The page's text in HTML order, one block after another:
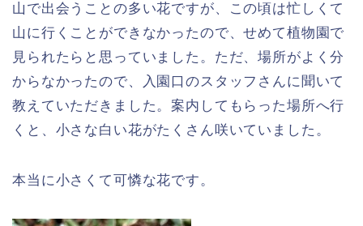
山で出会うことの多い花ですが、この頃は忙しくて
山に行くことができなかったので、せめて植物園で
見られたらと思っていました。ただ、場所がよく分
からなかったので、入園口のスタッフさんに聞いて
教えていただきました。案内してもらった場所へ行
くと、小さな白い花がたくさん咲いていました。
本当に小さくて可憐な花です。